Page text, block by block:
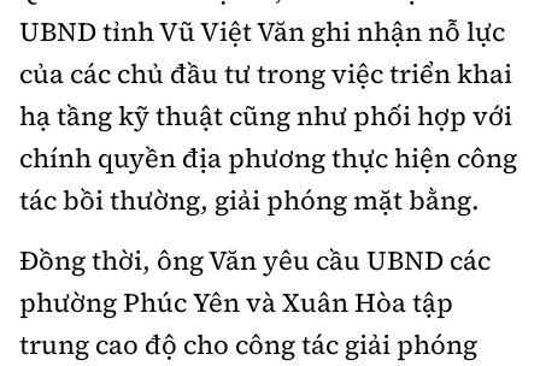
UBND tỉnh Vũ Việt Văn ghi nhận nỗ lực
của các chủ đầu tư trong việc triển khai
hạ tầng kỹ thuật cũng như phối hợp với
chính quyền địa phương thực hiện công
tác bồi thường, giải phóng mặt bằng.
Đồng thời, ông Văn yêu cầu UBND các
phường Phúc Yên và Xuân Hòa tập
trung cao độ cho công tác giải phóng